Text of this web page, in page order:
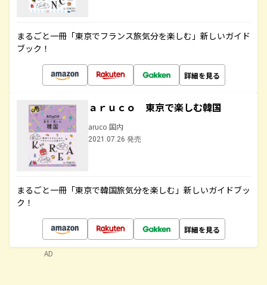
まるごと一冊「東京でフランス旅気分を楽しむ」新しいガイド
ブック！
詳細を見る
ａｒｕｃｏ 東京で楽しむ韓国
aruco 国内
2021.07.26 発売
まるごと一冊「東京で韓国旅気分を楽しむ」新しいガイドブッ
ク！
詳細を見る
AD